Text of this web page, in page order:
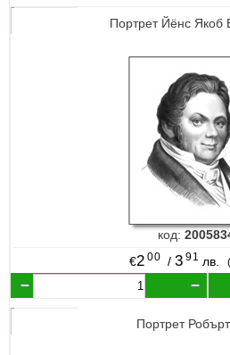
Портрет Йёнс Якоб
код:
€2 00 /3 91 лв.
Портрет